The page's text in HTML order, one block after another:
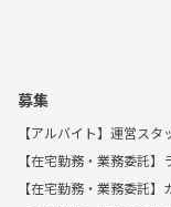
募集
【アルバイト】運営ス
【在宅勤務・業務委託
【在宅勤務・業務委託】